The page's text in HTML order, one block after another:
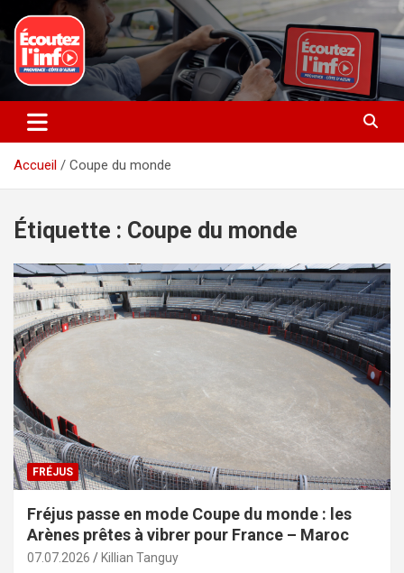
au
contenu
Ecoutez l’info
La radio du quotidien
Accueil Coupe du monde
Étiquette : Coupe du monde
FRÉJUS
Fréjus passe en mode Coupe du monde : les
Arènes prêtes à vibrer pour France – Maroc
07.07.2026 Killian Tanguy